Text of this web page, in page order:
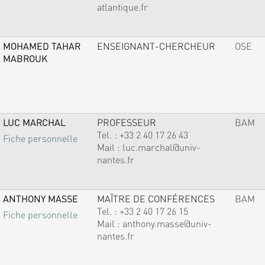
atlantique.fr
MOHAMED TAHAR
MABROUK
ENSEIGNANT-CHERCHEUR OSE
LUC MARCHAL
Fiche personnelle
PROFESSEUR
Tel. : +33 2 40 17 26 43
Mail : luc.marchal@univ-
nantes.fr
BAM
ANTHONY MASSE
Fiche personnelle
MAÎTRE DE CONFÉRENCES
Tel. : +33 2 40 17 26 15
Mail : anthony.masse@univ-
nantes.fr
BAM